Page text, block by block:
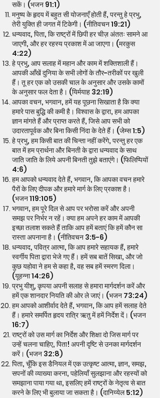
सकें। (भजन 91:1)
मनुष्य के हृदय में बहुत सी योजनाएँ होती हैं, परन्तु हे प्रभु,
तेरी युक्ति ही जगत में टिकेगी। (नीतिवचन 19:21)
धन्यवाद, पिता, कि राष्ट्रों में छिपी हर चीज़ अंततः सामने आ
जाएगी, और हर रहस्य प्रकाश में आ जाएगा। (मरकुस
4:22)
हे प्रभु, आप सलाह में महान और काम में शक्तिशाली हैं।
आपकी आँखें दुनिया के सभी लोगों के तौर-तरीकों पर खुली
हैं। तू हर एक को उसकी चाल के अनुसार और उसके कामों
के अनुसार फल देता है। (यिर्मयाह 32:19)
आपका वचन, भगवान, हमें यह पूछना सिखाता है कि क्या
हमारे पास बुद्धि की कमी है। विश्वास के द्वारा, हम आपका
ज्ञान मांगते हैं और प्राप्त करते हैं, जिसे आप सभी को
उदारतापूर्वक और बिना किसी निंदा के देते हैं। (जेम्स 1:5)
हे प्रभु, हम किसी बात की चिन्ता नहीं करेंगे, परन्तु हर एक
बात में हम प्रार्थना और बिनती के द्वारा धन्यवाद के साथ
जाति जाति के लिये अपनी बिनती तुझे बताएंगे। (फिलिप्पियों
4:6)
हम आपको धन्यवाद देते हैं, भगवान, कि आपका वचन हमारे
पैरों के लिए दीपक और हमारे मार्ग के लिए प्रकाश है।
(भजन 119:105)
भगवान, हम पूरे दिल से आप पर भरोसा करें और अपनी
समझ पर निर्भर न रहें। क्या हम अपने हर काम में आपकी
इच्छा तलाश सकते हैं ताकि आप हमें बताएं कि हमें कौन सा
रास्ता अपनाना है। (नीतिवचन 3:5-6)
धन्यवाद, पवित्र आत्मा, कि आप हमारे सहायक हैं, हमारे
स्वर्गीय पिता द्वारा भेजे गए हैं। हमें सब बातें सिखा, और जो
कुछ यहोवा ने हम से कहा है, वह सब हमें स्मरण दिला।
(यूहन्ना 14:26)
प्रभु यीशु, कृपया अपनी सलाह से हमारा मार्गदर्शन करें और
हमें एक शानदार नियति की ओर ले जाएं। (भजन 73:24)
हम आपको आशीर्वाद देते हैं, भगवान, कि आप हमें सलाह देते
हैं। हमारे समर्पित हृदय रात्रि ऋतु में हमें निर्देश दें। (भजन
16:7)
राष्ट्रों को उस मार्ग का निर्देश और शिक्षा दो जिस मार्ग पर
उन्हें चलना चाहिए, पिता! अपनी दृष्टि से उनका मार्गदर्शन
करें। (भजन 32:8)
पिता, चूँकि इस डैनियल में एक उत्कृष्ट आत्मा, ज्ञान, समझ,
सपनों की व्याख्या करना, पहेलियाँ सुलझाना और रहस्यों को
समझाना पाया गया था, इसलिए हमें राष्ट्रों के नेतृत्व से बात
करने के लिए भी बुलाया जा सकता है। (दानिय्येल 5:12)